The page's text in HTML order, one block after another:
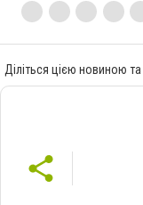
Діліться цією новиною